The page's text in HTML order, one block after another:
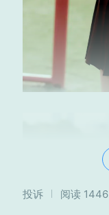
投诉 阅读 1446